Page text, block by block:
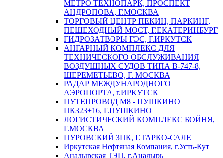
МЕТРО ТЕХНОПАРК, ПРОСПЕКТ
АНДРОПОВА, Г.МОСКВА
ТОРГОВЫЙ ЦЕНТР ПЕКИН, ПАРКИНГ,
ПЕШЕХОДНЫЙ МОСТ, Г.ЕКАТЕРИНБУРГ
ГИДРОЗАТВОРЫ ГЭС, Г.ИРКУТСК
АНГАРНЫЙ КОМПЛЕКС ДЛЯ
ТЕХНИЧЕСКОГО ОБСЛУЖИВАНИЯ
ВОЗДУШНЫХ СУДОВ ТИПА В-747-8,
ШЕРЕМЕТЬЕВО, Г. МОСКВА
РАДАР МЕЖДУНАРОДНОГО
АЭРОПОРТА, г.ИРКУТСК
ПУТЕПРОВОД М8 - ПУШКИНО
ПК323+16, Г.ПУШКИНО
ЛОГИСТИЧЕСКИЙ КОМПЛЕКС БОЙНЯ,
Г.МОСКВА
ПУРОВСКИЙ ЗПК, Г.ТАРКО-САЛЕ
Иркутская Нефтяная Компания, г.Усть-Кут
Анадырская ТЭЦ, г.Анадырь